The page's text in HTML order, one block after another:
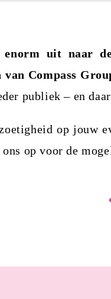
uit naar
Compass
publiek – en
op jouw
op voor de